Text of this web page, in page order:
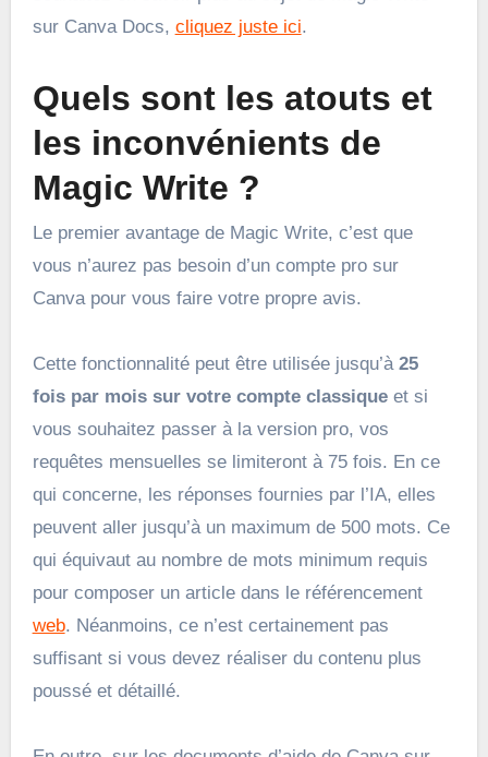
sur Canva Docs, cliquez juste ici.
Quels sont les atouts et
les inconvénients de
Magic Write ?
Le premier avantage de Magic Write, c’est que
vous n’aurez pas besoin d’un compte pro sur
Canva pour vous faire votre propre avis.
Cette fonctionnalité peut être utilisée jusqu’à25
fois par mois sur votre compte classiqueet si
vous souhaitez passer à la version pro, vos
requêtes mensuelles se limiteront à 75 fois. En ce
qui concerne, les réponses fournies par l’IA, elles
peuvent aller jusqu’à un maximum de 500 mots. Ce
qui équivaut au nombre de mots minimum requis
pour composer un article dans le référencement
web. Néanmoins, ce n’est certainement pas
suffisant si vous devez réaliser du contenu plus
poussé et détaillé.